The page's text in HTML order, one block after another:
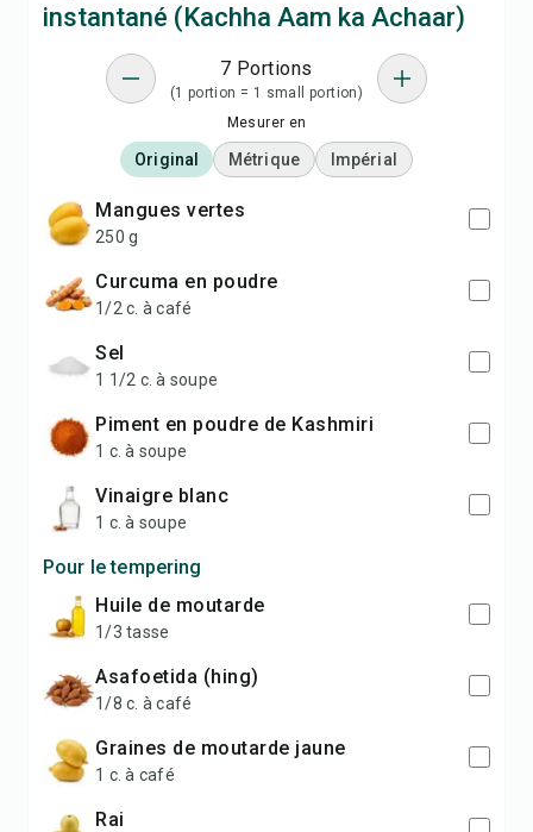
instantané (Kachha Aam ka Achaar)
7 Portions
(1 portion = 1 small portion)
Mesurer en
Original Métrique Impérial
mangues vertes
250 g
curcuma en poudre
1/2 c. à café
sel
1 1/2 c. à soupe
piment en poudre de Kashmiri
1 c. à soupe
vinaigre blanc
1 c. à soupe
Pour le tempering
huile de moutarde
1/3 tasse
asafoetida (hing)
1/8 c. à café
graines de moutarde jaune
1 c. à café
rai